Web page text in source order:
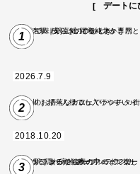
デートに
1
2026.7.9
2
2018.10.20
3